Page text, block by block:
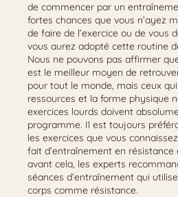
de commencer par un
fortes chances que vous n’ayez
de faire de l’exercice ou de vous
vous aurez adopté cette routine
Nous ne pouvons pas affirmer
est le meilleur moyen de
pour tout le monde, mais ceux
ressources et la forme physique
exercices lourds doivent
programme. Il est toujours
les exercices que vous
fait d’entraînement en
avant cela, les experts
séances d’entraînement qui
corps comme résistance.